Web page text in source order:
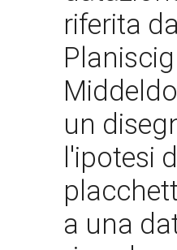
riferita
un
l'ipotesi
a una